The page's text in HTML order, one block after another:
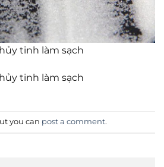
tinh làm sạch
tinh làm sạch
you can post a comment.